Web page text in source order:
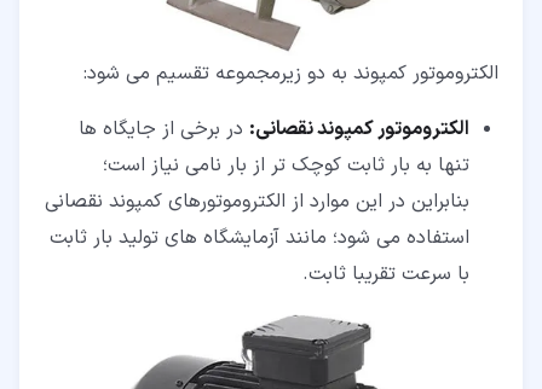
الکتروموتور کمپوند به دو زیرمجموعه تقسیم می شود:
الکتروموتور کمپوند نقصانی: در برخی از جایگاه ها
تنها به بار ثابت کوچک تر از بار نامی نیاز است؛
بنابراین در این موارد از الکتروموتورهای کمپوند نقصانی
استفاده می شود؛ مانند آزمایشگاه های تولید بار ثابت
با سرعت تقریبا ثابت.